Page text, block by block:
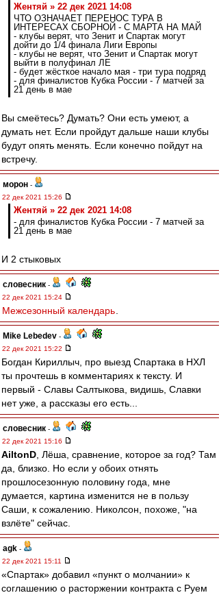
Жентяй » 22 дек 2021 14:08
ЧТО ОЗНАЧАЕТ ПЕРЕНОС ТУРА В
ИНТЕРЕСАХ СБОРНОЙ - С МАРТА НА МАЙ
- клубы верят, что Зенит и Спартак могут
дойти до 1/4 финала Лиги Европы
- клубы не верят, что Зенит и Спартак могут
выйти в полуфинал ЛЕ
- будет жёсткое начало мая - три тура подряд
- для финалистов Кубка России - 7 матчей за
21 день в мае
Вы смеётесь? Думать? Они есть умеют, а
думать нет. Если пройдут дальше наши клубы
будут опять менять. Если конечно пойдут на
встречу.
морон -
22 дек 2021 15:26
Жентяй » 22 дек 2021 14:08
- для финалистов Кубка России - 7 матчей за
21 день в мае
И 2 стыковых
словесник -
22 дек 2021 15:24
Межсезонный календарь
Mike Lebedev -
22 дек 2021 15:22
Богдан Кириллыч, про выезд Спартака в НХЛ
ты прочтешь в комментариях к тексту. И
первый - Славы Салтыкова, видишь, Славки
нет уже, а рассказы его есть...
словесник -
22 дек 2021 15:16
AiltonD , Лёша, сравнение, которое за год? Там
да, близко. Но если у обоих отнять
прошлосезонную половину года, мне
думается, картина изменится не в пользу
Саши, к сожалению. Николсон, похоже, "на
взлёте" сейчас.
agk -
22 дек 2021 15:11
«Спартак» добавил «пункт о молчании» к
соглашению о расторжении контракта с Руем